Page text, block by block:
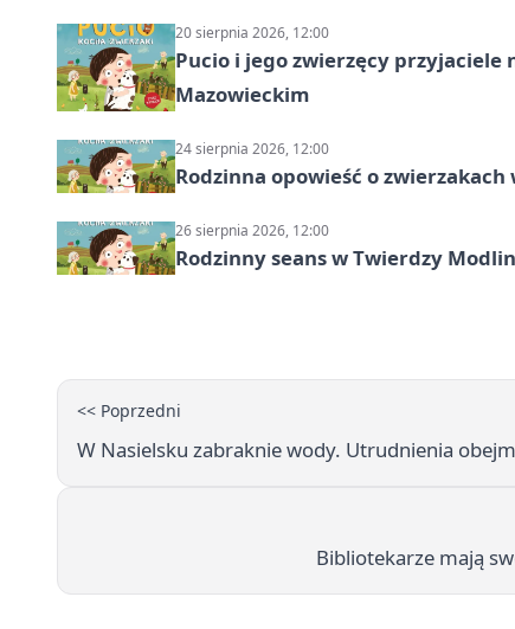
20 sierpnia 2026, 12:00
Pucio i jego zwierzęcy
Mazowieckim
24 sierpnia 2026, 12:00
Rodzinna opowieść o
26 sierpnia 2026, 12:00
Rodzinny seans w Twierdzy
<< Poprzedni
W Nasielsku zabraknie wody. Utrudnienia
Bibliotekarze mają